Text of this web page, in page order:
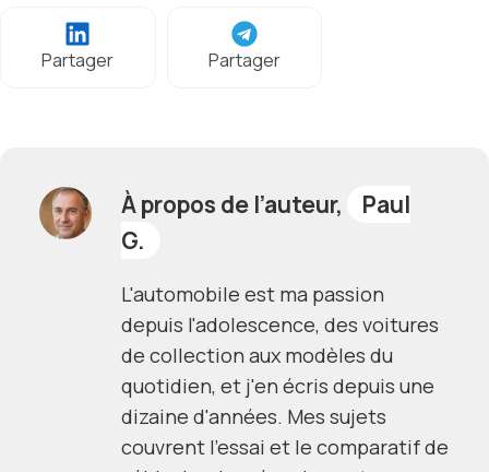
Partager Partager
À propos de l’auteur,
Paul
G.
L'automobile est ma passion
depuis l'adolescence, des voitures
de collection aux modèles du
quotidien, et j'en écris depuis une
dizaine d'années. Mes sujets
couvrent l'essai et le comparatif de